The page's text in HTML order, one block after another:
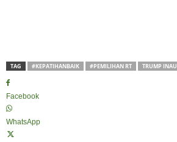
TAG #KEPATIHANBAIK #PEMILIHAN RT TRUMP
Facebook
WhatsApp